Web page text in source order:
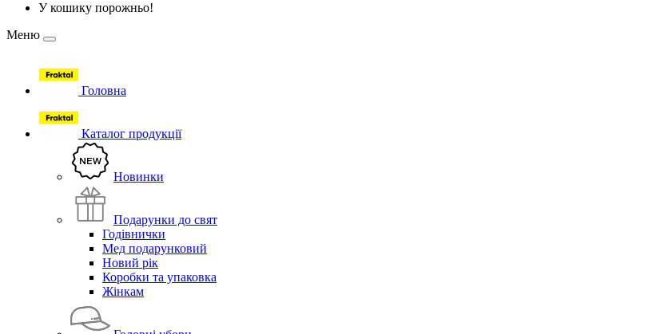
У кошику порожньо!
Меню
Головна
Каталог продукції
Новинки
Подарунки до свят
Годівнички
Мед подарунковий
Новий рік
Коробки та упаковка
Жінкам